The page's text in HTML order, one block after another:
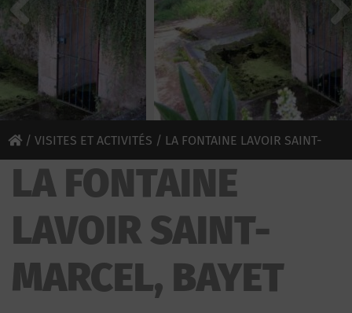
/ VISITES ET ACTIVITÉS / LA FONTAINE LAVOIR SAINT-
MARCEL
LA FONTAINE
LAVOIR SAINT-
MARCEL, BAYET